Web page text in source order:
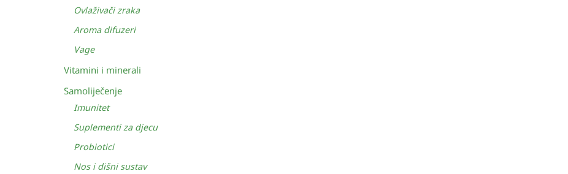
Ovlaživači zraka
Aroma difuzeri
Vage
Vitamini i minerali
Samoliječenje
Imunitet
Suplementi za djecu
Probiotici
Nos i dišni sustav